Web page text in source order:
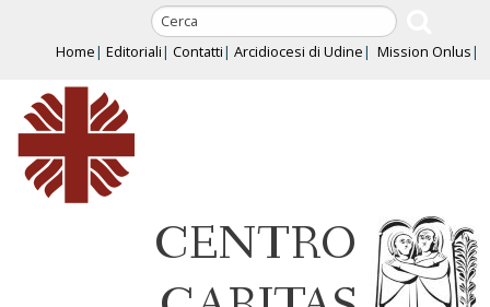
content
Home Editoriali Contatti Arcidiocesi di Udine Mission Onlus
CENTRO